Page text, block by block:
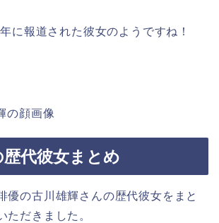
に報道された彼女のようですね！
代彼女まとめ
優の古川雄輝さんの歴代彼女をまと
ただきました。